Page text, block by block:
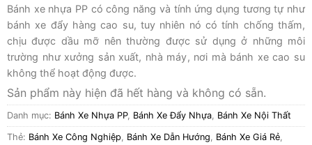
Bánh xe nhựa PP có công năng và tính ứng dụng tương tự như
bánh xe đẩy hàng cao su, tuy nhiên nó có tính chống thấm,
chịu được dầu mỡ nên thường được sử dụng ở những môi
trường như xưởng sản xuất, nhà máy, nơi mà bánh xe cao su
không thể hoạt động được.
Sản phẩm này hiện đã hết hàng và không có sẵn.
Danh mục: Bánh Xe Nhựa PP, Bánh Xe Đẩy Nhựa, Bánh Xe Nội Thất
Thẻ: Bánh Xe Công Nghiệp, Bánh Xe Dẫn Hướng, Bánh Xe Giá Rẻ,